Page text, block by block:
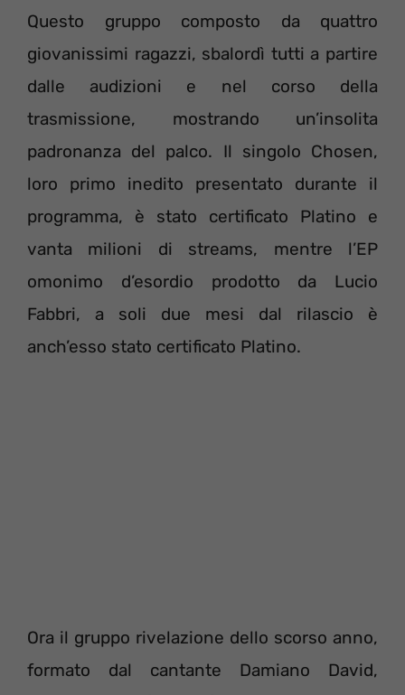
Questo gruppo composto da quattro
giovanissimi ragazzi, sbalordì tutti a partire
dalle audizioni e nel corso della
trasmissione, mostrando un’insolita
padronanza del palco. Il singolo Chosen,
loro primo inedito presentato durante il
programma, è stato certificato Platino e
vanta milioni di streams, mentre l’EP
omonimo d’esordio prodotto da Lucio
Fabbri, a soli due mesi dal rilascio è
anch’esso stato certificato Platino.
Ora il gruppo rivelazione dello scorso anno,
formato dal cantante Damiano David,